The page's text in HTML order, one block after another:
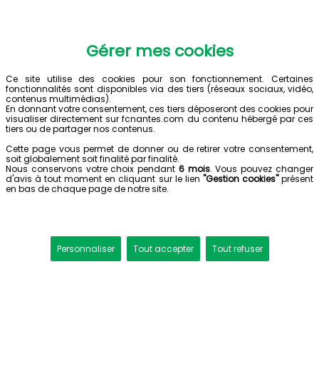
Gérer mes cookies
Ce site utilise des cookies pour son fonctionnement. Certaines
fonctionnalités sont disponibles via des tiers (réseaux sociaux, vidéo,
contenus multimédias).
En donnant votre consentement, ces tiers déposeront des cookies pour
visualiser directement sur fcnantes.com du contenu hébergé par ces
tiers ou de partager nos contenus.
Cette page vous permet de donner ou de retirer votre consentement,
soit globalement soit finalité par finalité.
Nous conservons votre choix pendant 6 mois. Vous pouvez changer
d'avis à tout moment en cliquant sur le lien "Gestion cookies"présent
en bas de chaque page de notre site.
Personnaliser Tout accepter Tout refuser